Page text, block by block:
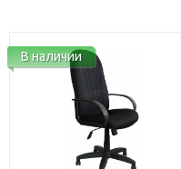
В наличии